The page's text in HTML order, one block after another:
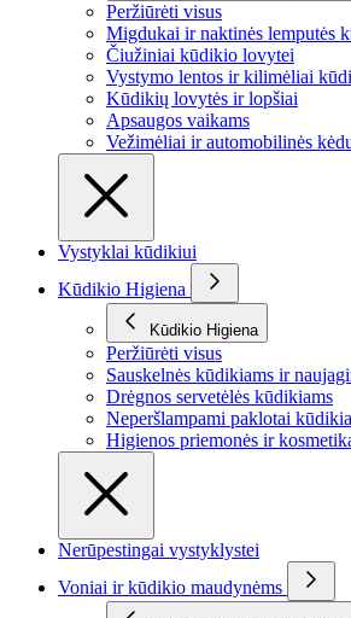
Peržiūrėti visus
Migdukai ir naktinės lemputės
Čiužiniai kūdikio lovytei
Vystymo lentos ir kilimėliai
Kūdikių lovytės ir lopšiai
Apsaugos vaikams
Vežimėliai ir automobilinės
Vystyklai kūdikiui
Kūdikio Higiena
Kūdikio Higiena
Peržiūrėti visus
Sauskelnės kūdikiams ir
Drėgnos servetėlės kūdikiams
Neperšlampami paklotai
Higienos priemonės ir
Nerūpestingai vystyklystei
Voniai ir kūdikio maudynėms